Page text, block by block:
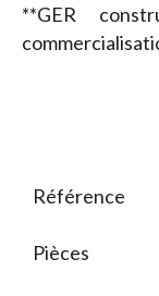
**GER
Référence
Pièces